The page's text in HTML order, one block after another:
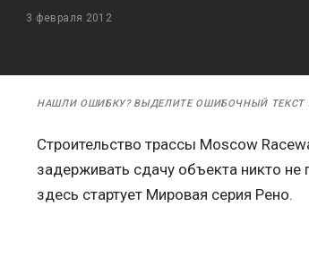
3 февраля 2012
НАШЛИ ОШИБКУ? ВЫДЕЛИТЕ ОШИБОЧНЫЙ
Строительство трассы Moscow
задерживать сдачу объекта никто
здесь стартует Мировая серия Рено.